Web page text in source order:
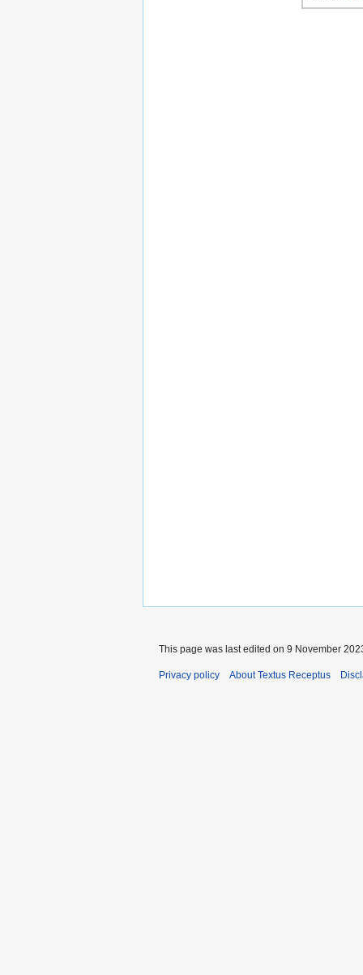
This page was last edited on 9 November
Privacy policy About Textus Receptus